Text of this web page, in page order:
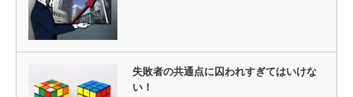
失敗者の共通点に囚われすぎてはいけな
い！